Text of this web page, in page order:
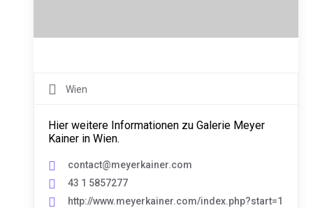
Wien
Hier weitere Informationen zu Galerie Meyer
Kainer in Wien.
contact@meyerkainer.com
43 1 5857277
http://www.meyerkainer.com/index.php?start=1